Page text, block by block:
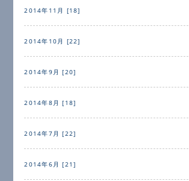
2014年11月 [18]
2014年10月 [22]
2014年9月 [20]
2014年8月 [18]
2014年7月 [22]
2014年6月 [21]